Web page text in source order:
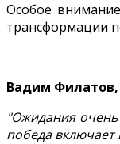
Особое
трансформации
Вадим Филатов,
"Ожидания очень
победа включает